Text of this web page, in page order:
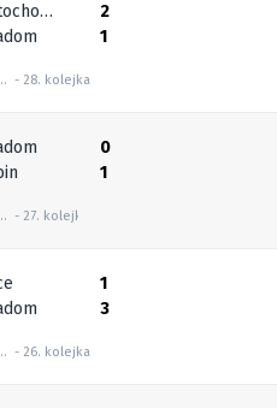
Raków Częstochowa
28. kolejka
2
1
27. kolejka
0
1
26. kolejka
1
3